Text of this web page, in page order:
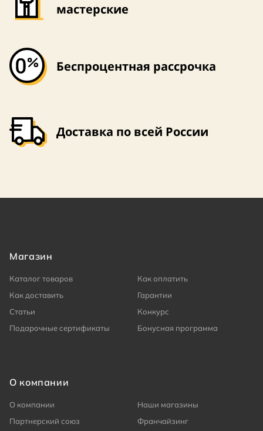
мастерские
Беспроцентная рассрочка
Доставка по всей России
Магазин
Каталог товаров
Как оплатить
Как доставить
Гарантии
Статьи
Конкурс
Подарочные сертификаты
Бонусная программа
О компании
О компании
Наши магазины
Партнерский союз
Франчайзинг